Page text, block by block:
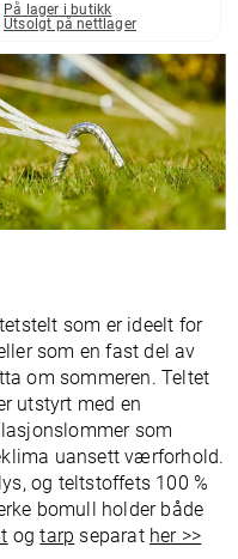
På lager i butikk
Utsolgt på nettlager
som er ideelt for
som en fast del av
om sommeren. Teltet
utstyrt med en
som
uansett værforhold.
og teltstoffets 100 %
bomull holder både
ogtarp separat her >>